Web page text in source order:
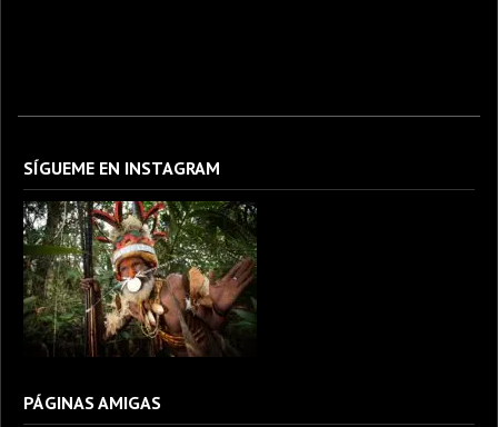
SÍGUEME EN INSTAGRAM
PÁGINAS AMIGAS